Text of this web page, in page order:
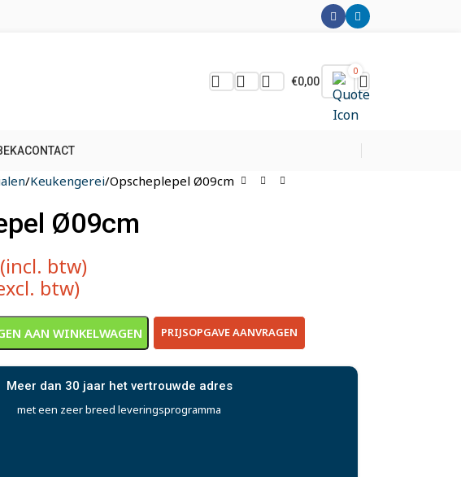
€0,00
0
CONTACT
Keukengerei Opscheplepel Ø09cm
Ø09cm
(incl. btw)
btw)
AAN WINKELWAGEN PRIJSOPGAVE AANVRAGEN
Meer dan 30 jaar het vertrouwde adres
met een zeer breed leveringsprogramma